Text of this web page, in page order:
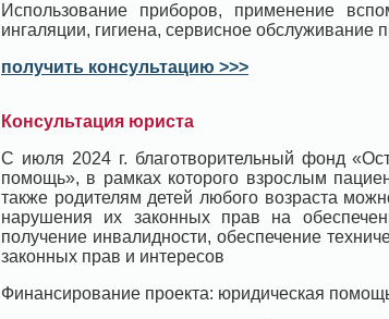
Использование приборов, применение
ингаляции, гигиена, сервисное обслуживание
получить консультацию >>>
Консультация юриста
С июля 2024 г. благотворительный фонд
помощь», в рамках которого взрослым
также родителям детей любого возраста
нарушения их законных прав на
получение инвалидности, обеспечение
законных прав и интересов
Финансирование проекта: юридическая